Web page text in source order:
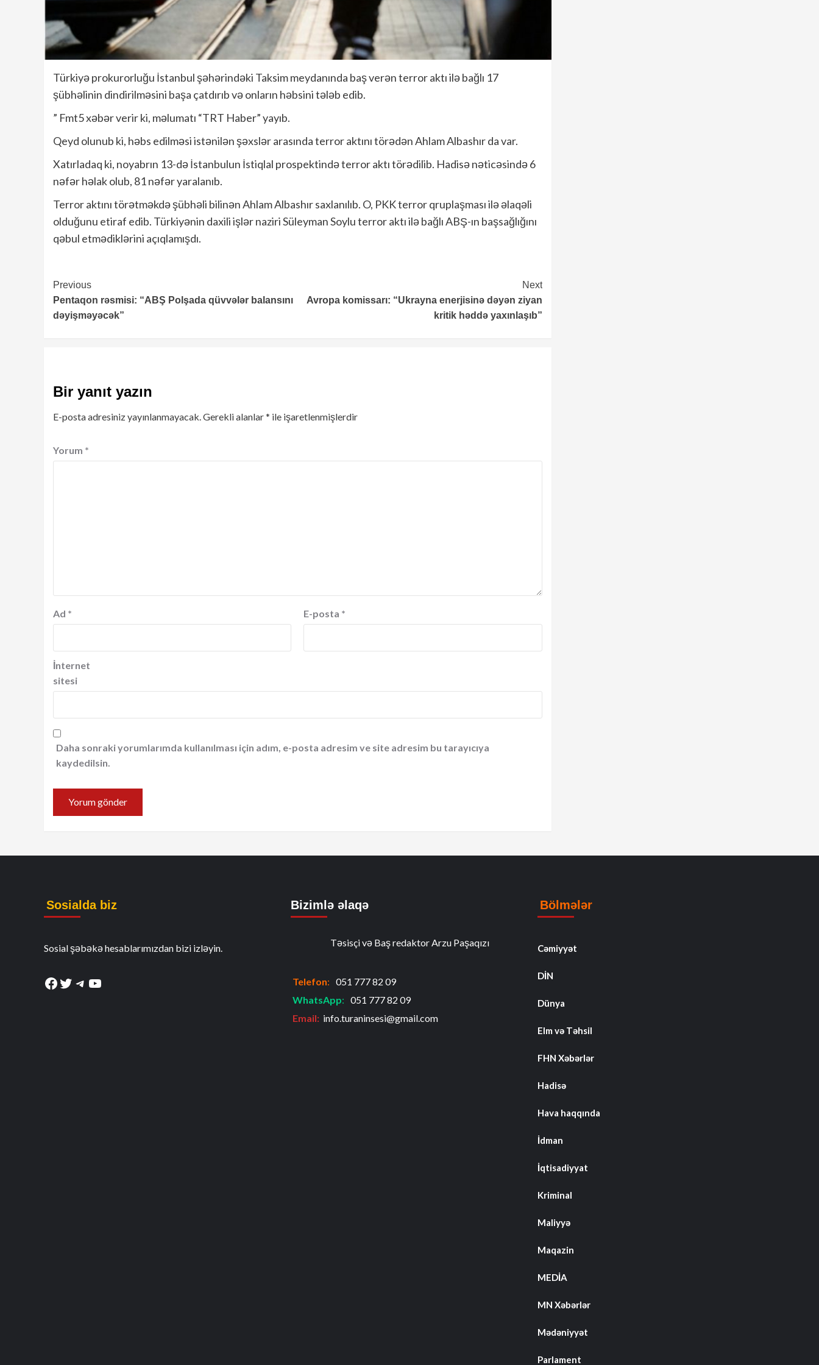
Türkiyə prokurorluğu İstanbul şəhərindəki Taksim meydanında baş verən terror aktı ilə bağlı 17
şübhəlinin dindirilməsini başa çatdırıb və onların həbsini tələb edib.
” Fmt5 xəbər verir ki, məlumatı “TRT Haber” yayıb.
Qeyd olunub ki, həbs edilməsi istənilən şəxslər arasında terror aktını törədən Ahlam Albashır da var.
Xatırladaq ki, noyabrın 13-də İstanbulun İstiqlal prospektində terror aktı törədilib. Hadisə nəticəsində 6
nəfər həlak olub, 81 nəfər yaralanıb.
Terror aktını törətməkdə şübhəli bilinən Ahlam Albashır saxlanılıb. O, PKK terror qruplaşması ilə əlaqəli
olduğunu etiraf edib. Türkiyənin daxili işlər naziri Süleyman Soylu terror aktı ilə bağlı ABŞ-ın başsağlığını
qəbul etmədiklərini açıqlamışdı.
Continue
Reading
Previous
Pentaqon rəsmisi: “ABŞ Polşada qüvvələr balansını
dəyişməyəcək”
Next
Avropa komissarı: “Ukrayna enerjisinə dəyən ziyan
kritik həddə yaxınlaşıb”
Bir yanıt yazın
E-posta adresiniz yayınlanmayacak. Gerekli alanlar* ile işaretlenmişlerdir
Yorum *
Ad * E-posta *
İnternet
sitesi
Daha sonraki yorumlarımda kullanılması için adım, e-posta adresim ve site adresim bu tarayıcıya
kaydedilsin.
Sosialda biz
Sosial şəbəkə hesablarımızdan bizi izləyin.
Facebook
Twitter
Telegram
YouTube
Bizimlə əlaqə
Təsisçi və Baş redaktor Arzu Paşaqızı
Telefon: 051 777 82 09
WhatsApp: 051 777 82 09
Email: info.turaninsesi@gmail.com
Bölmələr
Cəmiyyət
DİN
Dünya
Elm və Təhsil
FHN Xəbərlər
Hadisə
Hava haqqında
İdman
İqtisadiyyat
Kriminal
Maliyyə
Maqazin
MEDİA
MN Xəbərlər
Mədəniyyət
Parlament